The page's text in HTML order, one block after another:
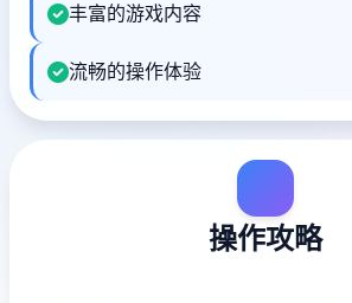
丰富的游戏内容
流畅的操作体验
操作攻略